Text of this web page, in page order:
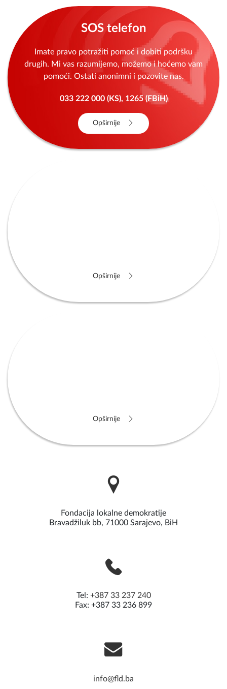
SOS telefon
Imate pravo potražiti pomoć i dobiti podršku
drugih. Mi vas razumijemo, možemo i hoćemo vam
pomoći. Ostati anonimni i pozovite nas.
033 222 000 (KS), 1265 (FBiH)
Opširnije
Opširnije
Opširnije
Fondacija lokalne demokratije
Bravadžiluk bb, 71000 Sarajevo, BiH
Tel: +387 33 237 240
Fax: +387 33 236 899
info@fld.ba